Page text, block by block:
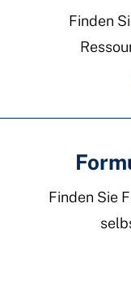
Finden
Finden Sie